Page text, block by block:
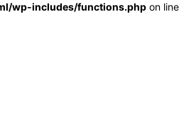
wp-includes/functions.php on line